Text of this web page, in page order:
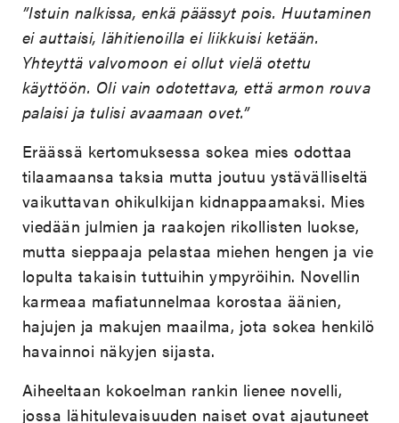
”Istuin nalkissa, enkä päässyt pois. Huutaminen
ei auttaisi, lähitienoilla ei liikkuisi ketään.
Yhteyttä valvomoon ei ollut vielä otettu
käyttöön. Oli vain odotettava, että armon rouva
palaisi ja tulisi avaamaan ovet.”
Eräässä kertomuksessa sokea mies odottaa
tilaamaansa taksia mutta joutuu ystävälliseltä
vaikuttavan ohikulkijan kidnappaamaksi. Mies
viedään julmien ja raakojen rikollisten luokse,
mutta sieppaaja pelastaa miehen hengen ja vie
lopulta takaisin tuttuihin ympyröihin. Novellin
karmeaa mafiatunnelmaa korostaa äänien,
hajujen ja makujen maailma, jota sokea henkilö
havainnoi näkyjen sijasta.
Aiheeltaan kokoelman rankin lienee novelli,
jossa lähitulevaisuuden naiset ovat ajautuneet